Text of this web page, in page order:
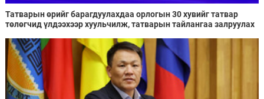
Татварын өрийг барагдуулахдаа орлогын 30 хувийг татвар
төлөгчид үлдээхээр хуульчилж, татварын тайлангаа залруулах